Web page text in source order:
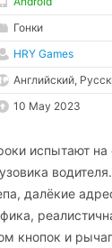
Гонки
HRY Games
Английский,
10 May 2023
испытают на
далёкие
кнопок и